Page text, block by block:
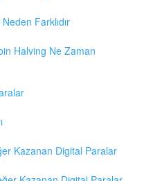
Farklıdır
Halving Ne Zaman
Kazanan Digital Paralar